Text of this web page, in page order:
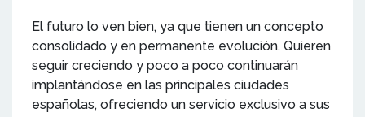
El futuro lo ven bien, ya que tienen un concepto
consolidado y en permanente evolución. Quieren
seguir creciendo y poco a poco continuarán
implantándose en las principales ciudades
españolas, ofreciendo un servicio exclusivo a sus